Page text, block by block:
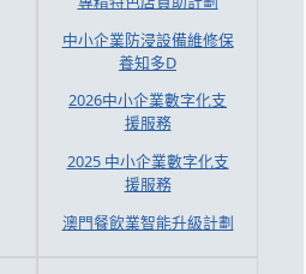
中小企業防浸設備維修保
養知多D
2026中小企業數字化支
援服務
2025 中小企業數字化支
援服務
澳門餐飲業智能升級計劃